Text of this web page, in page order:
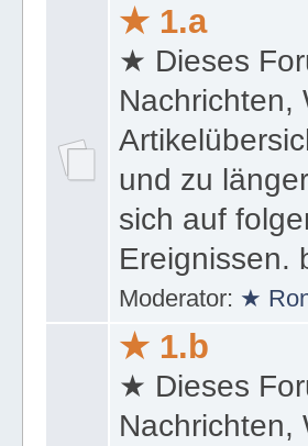
★ 1.a
★ Dieses
Nachrichten,
und zu
sich auf
Ereignissen.
Moderator: ★
★ 1.b
★ Dieses
Nachrichten,